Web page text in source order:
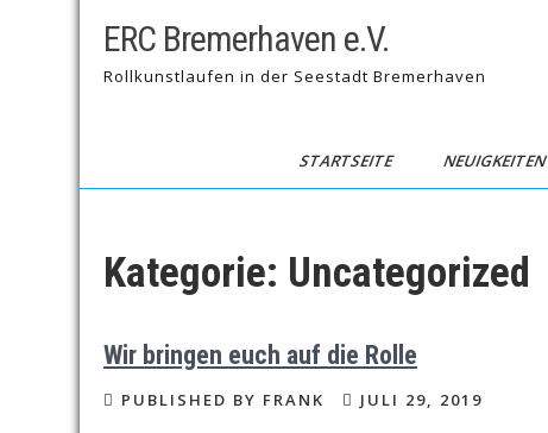
ERC Bremerhaven e.V.
Rollkunstlaufen in der Seestadt Bremerhaven
STARTSEITE NEUIGKEITEN
Kategorie: Uncategorized
Wir bringen euch auf die Rolle
PUBLISHED BY FRANK JULI 29, 2019